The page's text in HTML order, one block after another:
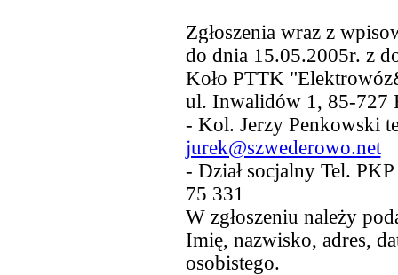
Zgłoszenia wraz z
do dnia 15.05.2005r. z
Koło PTTK
ul. Inwalidów 1, 85-727
- Kol. Jerzy Penkowski
jurek@szwederowo.net
- Dział socjalny Tel.
75 331
W zgłoszeniu należy
Imię, nazwisko, adres,
osobistego.